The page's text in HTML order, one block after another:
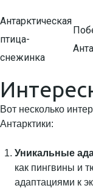
Антарктическая
птица-
снежинка
Вот несколько
Антарктики:
Уникальные
как пингвины и
адаптациями к